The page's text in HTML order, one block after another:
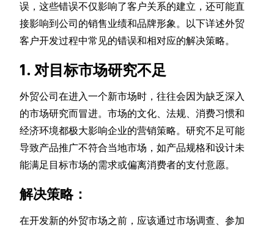
误，这些错误不仅影响了客户关系的建立，还可能直
接影响到公司的销售业绩和品牌形象。以下详述外贸
客户开发过程中常见的错误和相对应的解决策略。
1. 对目标市场研究不足
外贸公司在进入一个新市场时，往往会因为缺乏深入
的市场研究而冒进。市场的文化、法规、消费习惯和
经济环境都极大影响企业的营销策略。研究不足可能
导致产品推广不符合当地市场，如产品规格和设计未
能满足目标市场的需求或偏离消费者的支付意愿。
解决策略：
在开发新的外贸市场之前，应该通过市场调查、参加